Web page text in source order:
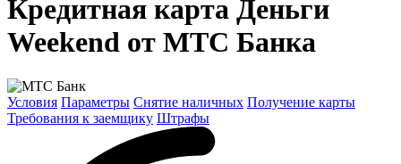
Кредитная карта Деньги
Weekend от МТС Банка
Условия Параметры Снятие наличных Получение карты
Требования к заемщику Штрафы